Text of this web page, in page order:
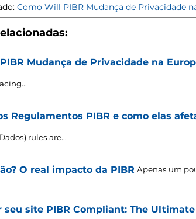
Como Will PIBR Mudança de Privacidade
Mudança de Privacidade na
.
Regulamentos PIBR e como elas
rules are...
O real impacto da PIBR Apenas um
seu site PIBR Compliant: The